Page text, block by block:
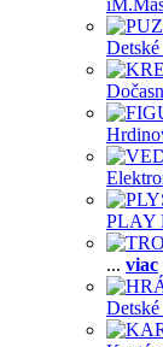
PLAY
... viac